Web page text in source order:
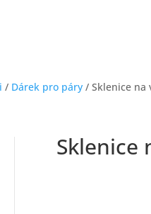
/ Dárek pro páry / Sklenice na
Sklenice